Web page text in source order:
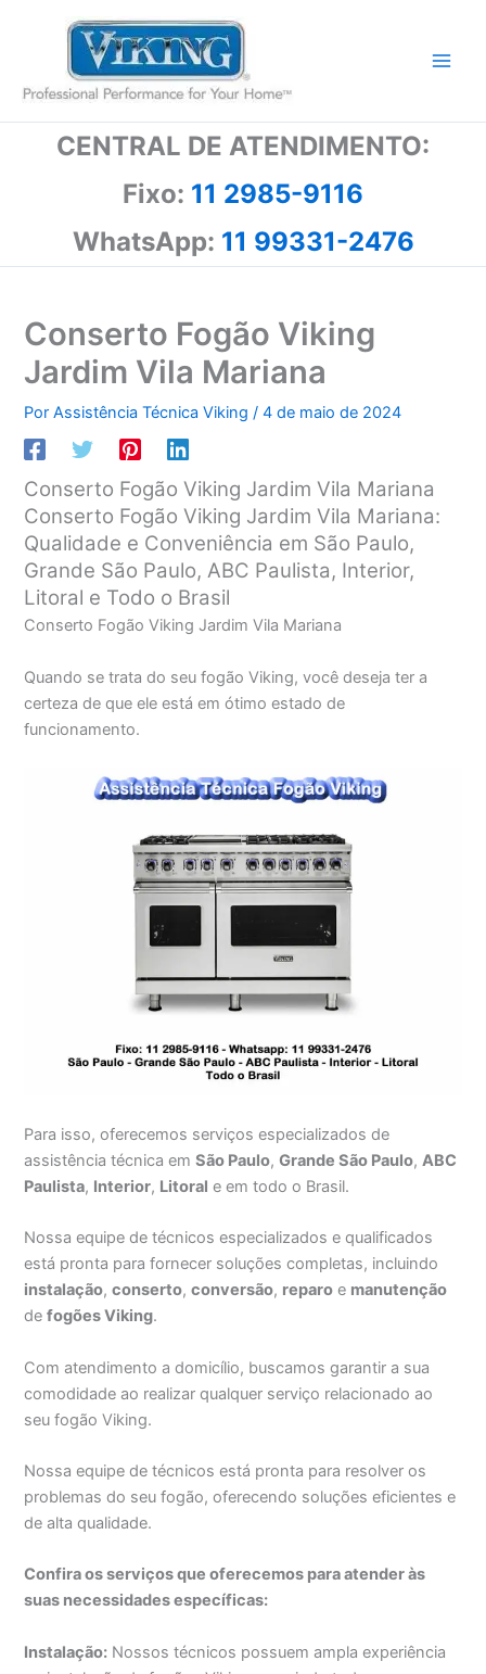
conteúdo
CENTRAL DE ATENDIMENTO:
Fixo: 11 2985-9116
WhatsApp: 11 99331-2476
Conserto Fogão Viking
Jardim Vila Mariana
PorAssistência Técnica Viking/4 de maio de 2024
Conserto Fogão Viking Jardim Vila Mariana
Conserto Fogão Viking Jardim Vila Mariana:
Qualidade e Conveniência em São Paulo,
Grande São Paulo, ABC Paulista, Interior,
Litoral e Todo o Brasil
Conserto Fogão Viking Jardim Vila Mariana
Quando se trata do seu fogão Viking, você deseja ter a
certeza de que ele está em ótimo estado de
funcionamento.
Para isso, oferecemos serviços especializados de
assistência técnica emSão Paulo,Grande São Paulo,ABC
Paulista, Interior, Litoral e em todo o Brasil.
Nossa equipe de técnicos especializados e qualificados
está pronta para fornecer soluções completas, incluindo
instalação,conserto,conversão, reparo e manutenção
defogões Viking.
Com atendimento a domicílio, buscamos garantir a sua
comodidade ao realizar qualquer serviço relacionado ao
seu fogão Viking.
Nossa equipe de técnicos está pronta para resolver os
problemas do seu fogão, oferecendo soluções eficientes e
de alta qualidade.
Confira os serviços que oferecemos para atender às
suas necessidades específicas:
Instalação: Nossos técnicos possuem ampla experiência